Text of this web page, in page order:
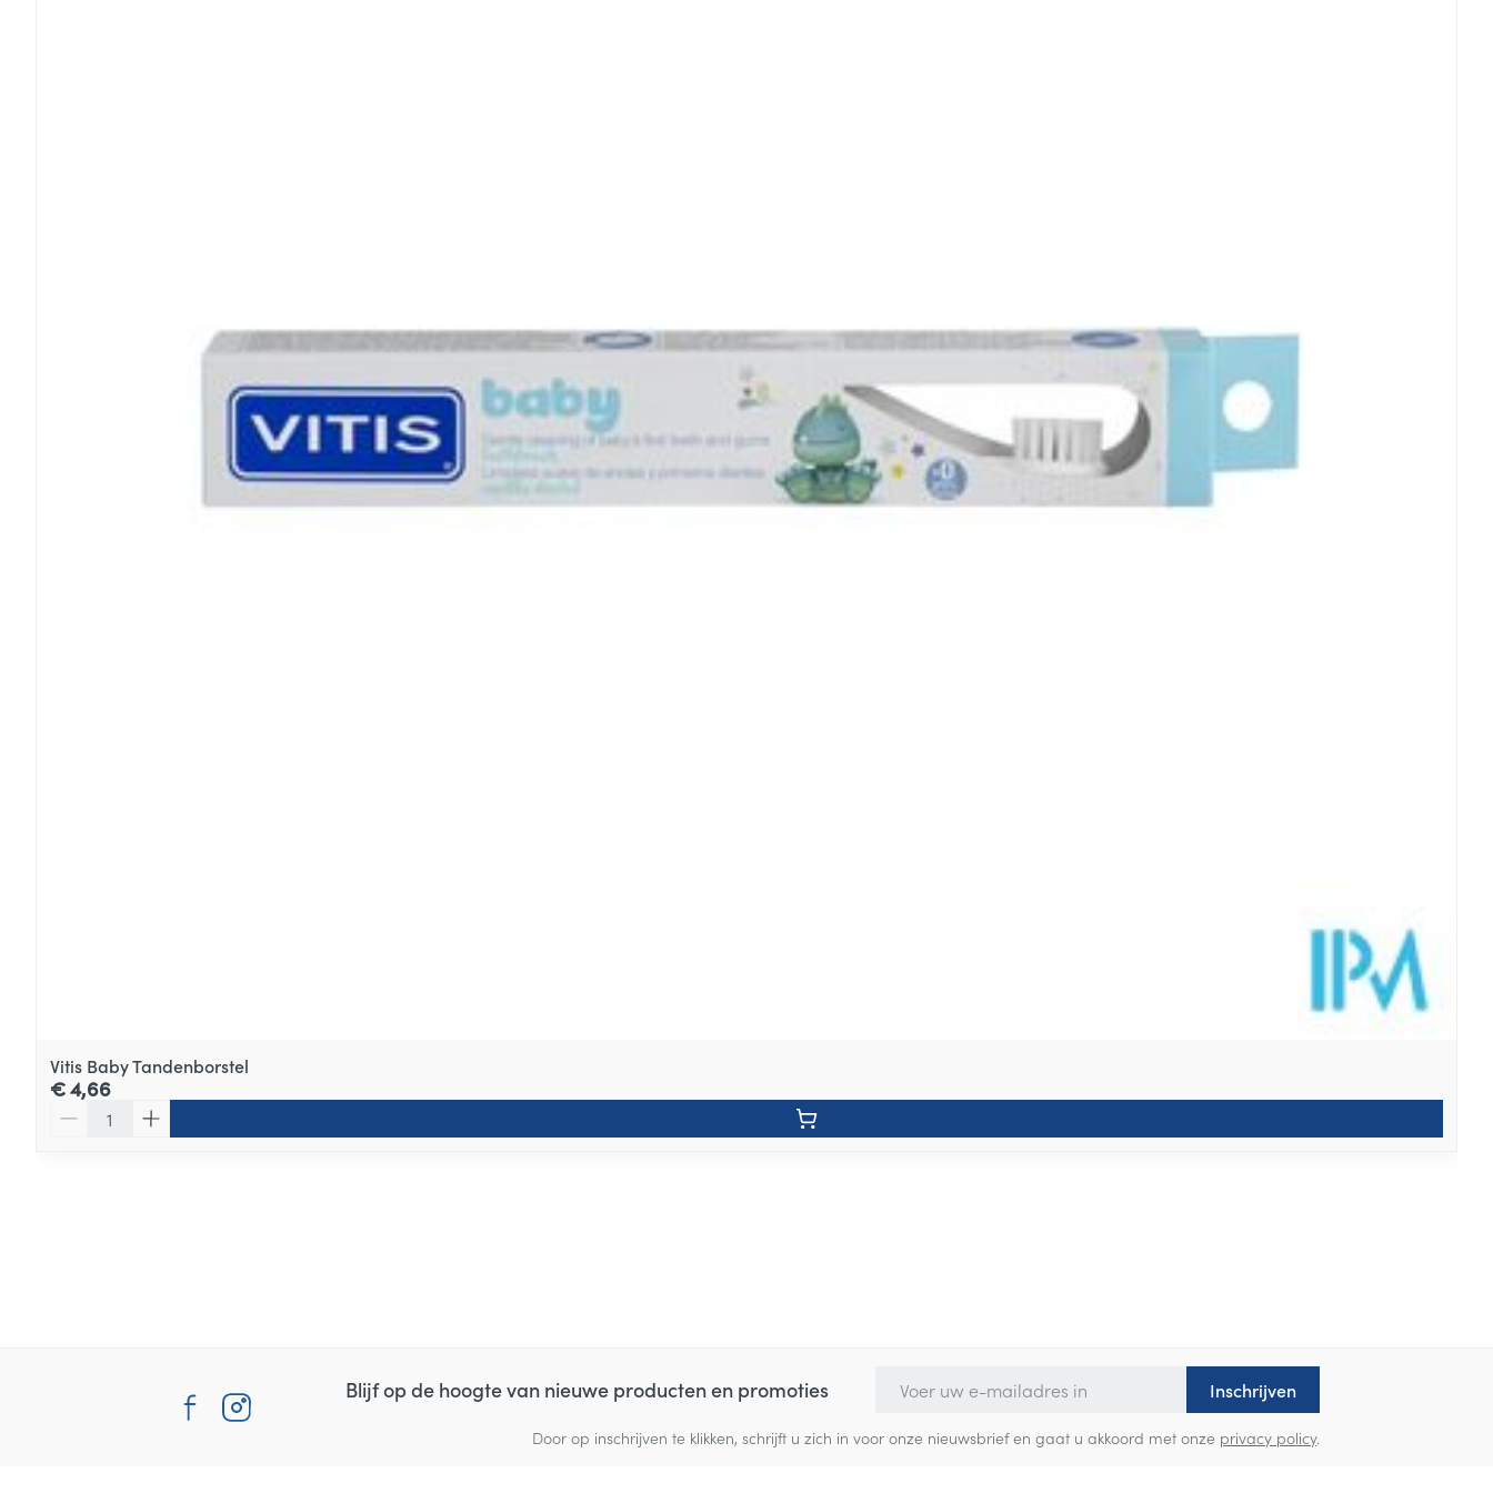
Vitis Baby Tandenborstel
€ 4,66
Blijf op de hoogte van nieuwe producten en promoties Inschrijven
Door op inschrijven te klikken, schrijft u zich in voor onze nieuwsbrief en gaat u akkoord met onze privacy policy.